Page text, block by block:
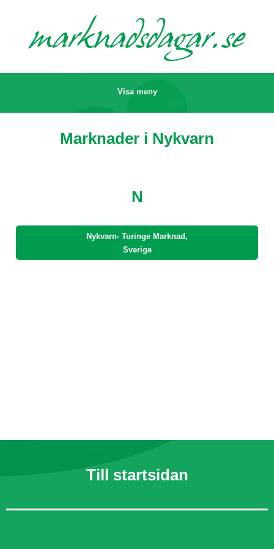
marknadsdagar.se
Visa meny
Marknader i Nykvarn
N
Nykvarn- Turinge Marknad,
Sverige
Till startsidan